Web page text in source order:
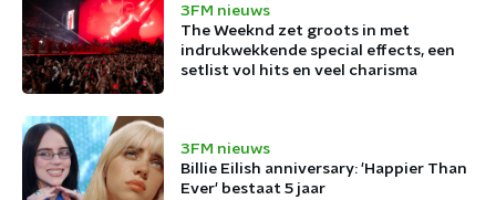
3FM nieuws
The Weeknd zet groots in met
indrukwekkende special effects, een
setlist vol hits en veel charisma
3FM nieuws
Billie Eilish anniversary: 'Happier Than
Ever' bestaat 5 jaar